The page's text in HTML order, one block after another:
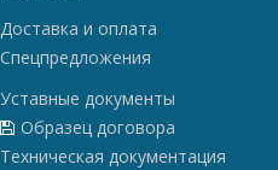
Доставка и оплата
Спецпредложения
Уставные документы
Образец договора
Техническая документация